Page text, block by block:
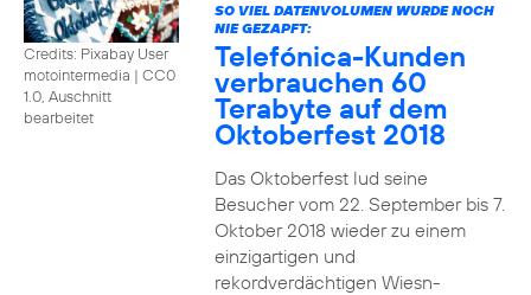
Credits: Pixabay User
motointermedia | CC0
1.0, Auschnitt
bearbeitet
SO VIEL DATENVOLUMEN WURDE NOCH
NIE GEZAPFT:
Telefónica-Kunden
verbrauchen 60
Terabyte auf dem
Oktoberfest 2018
Das Oktoberfest lud seine
Besucher vom 22. September bis 7.
Oktober 2018 wieder zu einem
einzigartigen und
rekordverdächtigen Wiesn-